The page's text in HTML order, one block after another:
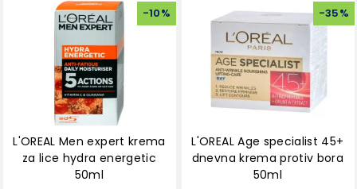
-10%
L'OREAL Men expert krema
za lice hydra energetic
50ml
-35%
L'OREAL Age specialist 45+
dnevna krema protiv bora
50ml